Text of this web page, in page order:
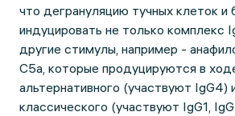
что дегрануляцию тучных клеток и
индуцировать не только комплекс
другие стимулы, например -
С5а, которые продуцируются в
альтернативного (участвуют IgG4)
классического (участвуют IgG1,